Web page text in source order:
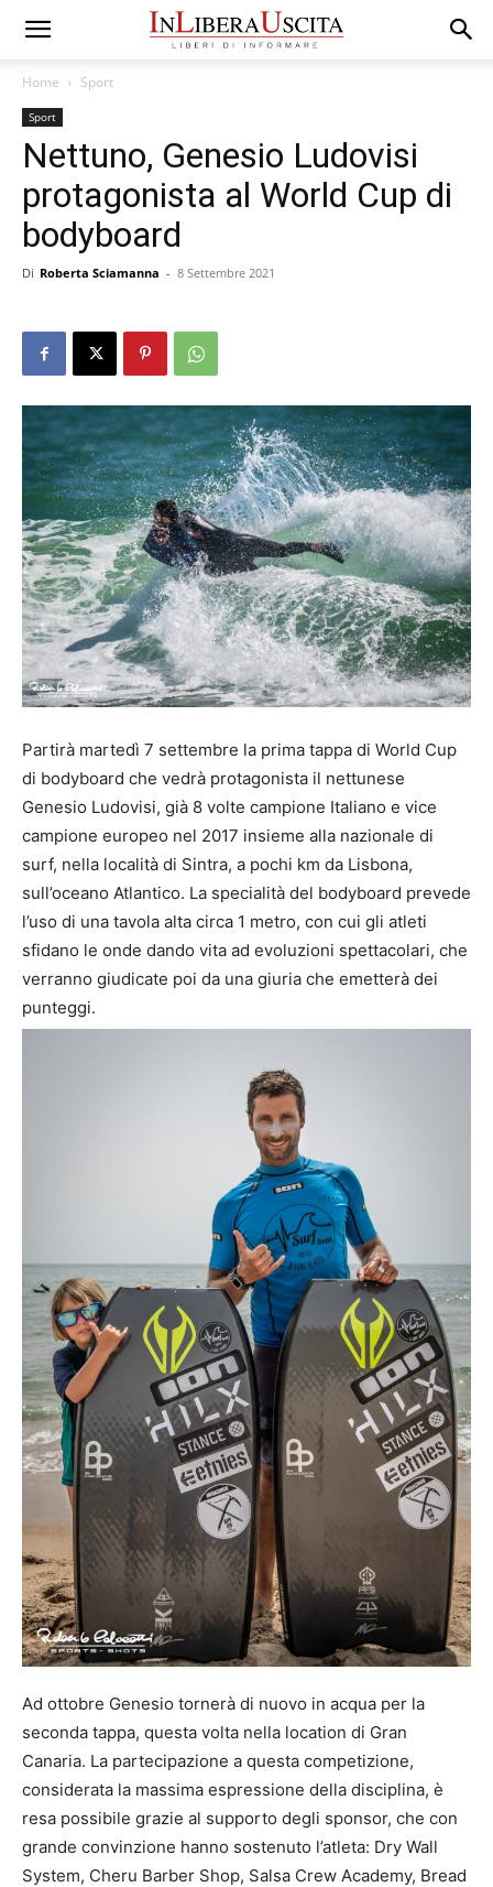
Home Sport
Sport
Nettuno, Genesio Ludovisi
protagonista al World Cup di
bodyboard
Di Roberta Sciamanna - 8 Settembre 2021
Partirà martedì 7 settembre la prima tappa di World Cup
di bodyboard che vedrà protagonista il nettunese
Genesio Ludovisi, già 8 volte campione Italiano e vice
campione europeo nel 2017 insieme alla nazionale di
surf, nella località di Sintra, a pochi km da Lisbona,
sull’oceano Atlantico. La specialità del bodyboard prevede
l’uso di una tavola alta circa 1 metro, con cui gli atleti
sfidano le onde dando vita ad evoluzioni spettacolari, che
verranno giudicate poi da una giuria che emetterà dei
punteggi.
Ad ottobre Genesio tornerà di nuovo in acqua per la
seconda tappa, questa volta nella location di Gran
Canaria. La partecipazione a questa competizione,
considerata la massima espressione della disciplina, è
resa possibile grazie al supporto degli sponsor, che con
grande convinzione hanno sostenuto l’atleta: Dry Wall
System, Cheru Barber Shop, Salsa Crew Academy, Bread